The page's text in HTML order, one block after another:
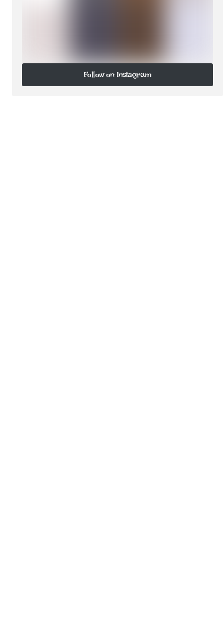
Follow on Instagram
Follow on Instagram